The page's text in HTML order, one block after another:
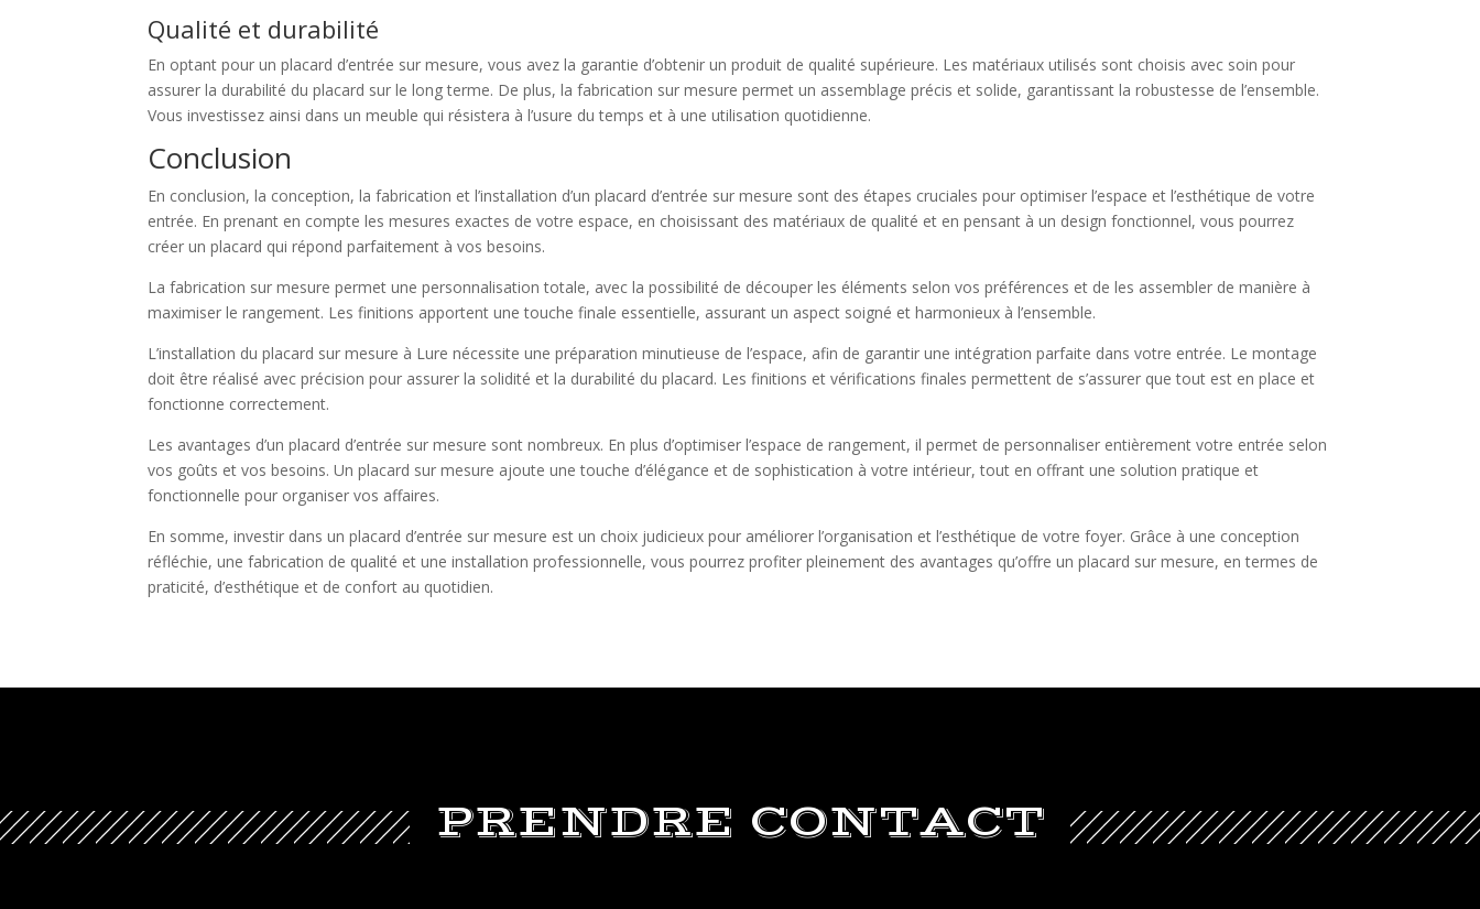
Qualité et durabilité
En optant pour un placard d’entrée sur mesure, vous avez la garantie d’obtenir un produit de qualité supérieure. Les matériaux utilisés sont choisis avec soin pour
assurer la durabilité du placard sur le long terme. De plus, la fabrication sur mesure permet un assemblage précis et solide, garantissant la robustesse de l’ensemble.
Vous investissez ainsi dans un meuble qui résistera à l’usure du temps et à une utilisation quotidienne.
Conclusion
En conclusion, la conception, la fabrication et l’installation d’un placard d’entrée sur mesure sont des étapes cruciales pour optimiser l’espace et l’esthétique de votre
entrée. En prenant en compte les mesures exactes de votre espace, en choisissant des matériaux de qualité et en pensant à un design fonctionnel, vous pourrez
créer un placard qui répond parfaitement à vos besoins.
La fabrication sur mesure permet une personnalisation totale, avec la possibilité de découper les éléments selon vos préférences et de les assembler de manière à
maximiser le rangement. Les finitions apportent une touche finale essentielle, assurant un aspect soigné et harmonieux à l’ensemble.
L’installation du placard sur mesure à Lure nécessite une préparation minutieuse de l’espace, afin de garantir une intégration parfaite dans votre entrée. Le montage
doit être réalisé avec précision pour assurer la solidité et la durabilité du placard. Les finitions et vérifications finales permettent de s’assurer que tout est en place et
fonctionne correctement.
Les avantages d’un placard d’entrée sur mesure sont nombreux. En plus d’optimiser l’espace de rangement, il permet de personnaliser entièrement votre entrée selon
vos goûts et vos besoins. Un placard sur mesure ajoute une touche d’élégance et de sophistication à votre intérieur, tout en offrant une solution pratique et
fonctionnelle pour organiser vos affaires.
En somme, investir dans un placard d’entrée sur mesure est un choix judicieux pour améliorer l’organisation et l’esthétique de votre foyer. Grâce à une conception
réfléchie, une fabrication de qualité et une installation professionnelle, vous pourrez profiter pleinement des avantages qu’offre un placard sur mesure, en termes de
praticité, d’esthétique et de confort au quotidien.
PRENDRE CONTACT